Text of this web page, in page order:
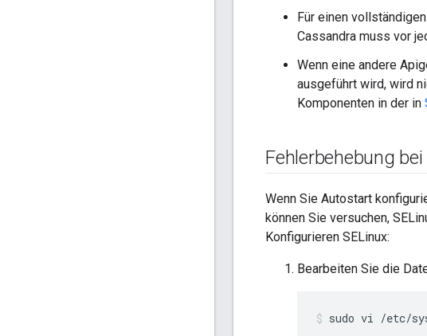
Für einen
Cassandra muss vor
Wenn eine andere
ausgeführt wird, wird
Komponenten in der in
Fehlerbehebung
Wenn Sie Autostart
können Sie versuchen,
Konfigurieren SELinux:
Bearbeiten Sie die
sudo vi /etc/